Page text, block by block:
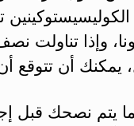
وإذا
يمكنك أن تتوقع
ما يتم نصحك قبل